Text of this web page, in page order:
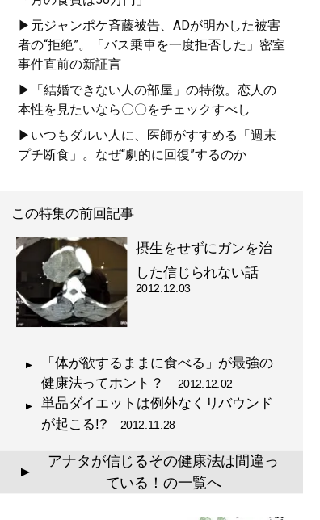
▶元ジャンポケ斉藤被告、ADが明かした被害
者の“拒絶”。「バス乗車を一度拒否した」密室
事件直前の新証言
▶「結婚できない人の部屋」の特徴。恋人の
本性を見たいなら〇〇をチェックすべし
▶いつもダルい人に、医師がすすめる「週末
プチ断食」。なぜ“劇的に回復”するのか
この特集の前回記事
摂生をせずにガンを治
した信じられない話
2012.12.03
「体が欲するままに食べる」が最強の
健康法ってホント？ 2012.12.02
単品ダイエットは例外なくリバウンド
が起こる!? 2012.11.28
▲
アナタが信じるその健康法は間違っ
ている！の一覧へ